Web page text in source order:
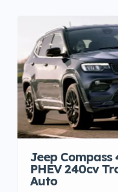
Jeep Compass
PHEV 240cv
Auto